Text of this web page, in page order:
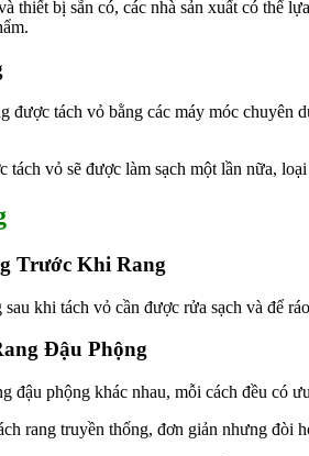
Bì
thiết bị sẵn có, các nhà sản xuất có thể
được tách vỏ bằng các máy móc chuyên
tách vỏ sẽ được làm sạch một lần nữa,
Trước Khi Rang
khi tách vỏ cần được rửa sạch và để
Đậu Phộng
đậu phộng khác nhau, mỗi cách đều có
rang truyền thống, đơn giản nhưng đòi